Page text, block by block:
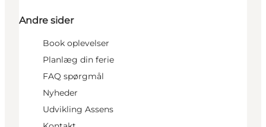
Andre sider
Book oplevelser
Planlæg din ferie
FAQ spørgmål
Nyheder
Udvikling Assens